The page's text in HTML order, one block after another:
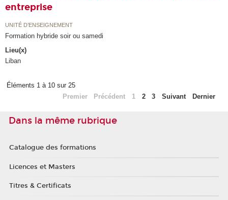
entreprise
UNITÉ D’ENSEIGNEMENT
Formation hybride soir ou samedi
Lieu(x)
Liban
Éléments 1 à 10 sur 25
Premier
Précédent 1 2 3 Suivant Dernier
Dans la même rubrique
Catalogue des formations
Licences et Masters
Titres & Certificats